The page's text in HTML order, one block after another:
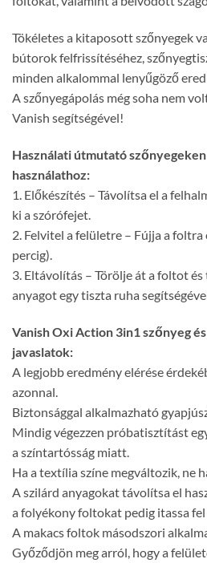
Tökéletes a kitaposott szőnyegek
bútorok felfrissítéséhez,
minden alkalommal lenyűgöző
A szőnyegápolás még soha nem
Vanish segítségével!
Használati útmutató
használathoz:
1. Előkészítés – Távolítsa el a
ki a szórófejet.
2. Felvitel a felületre – Fújja a foltra
percig).
3. Eltávolítás – Törölje át a foltot
anyagot egy tiszta ruha
Vanish Oxi Action 3in1 szőnyeg
javaslatok:
A legjobb eredmény elérése
azonnal.
Biztonsággal alkalmazható
Mindig végezzen próbatisztítást
a színtartósság miatt.
Ha a textília színe megváltozik, ne
A szilárd anyagokat távolítsa el
a folyékony foltokat pedig itassa fel
A makacs foltok másodszori
Győződjön meg arról, hogy a